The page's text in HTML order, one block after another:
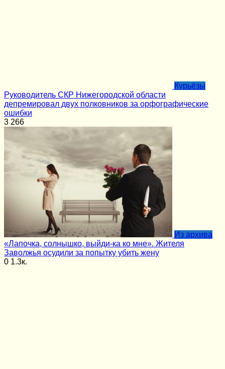
Курьёзы
Руководитель СКР Нижегородской области
депремировал двух полковников за орфографические
ошибки
3 266
Из архива
«Лапочка, солнышко, выйди-ка ко мне». Жителя
Заволжья осудили за попытку убить жену
0 1.3к.